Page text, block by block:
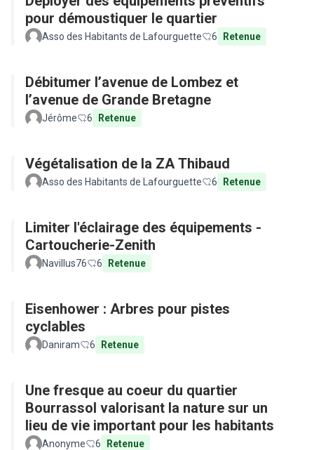
pour démoustiquer le quartier
Asso des Habitants de Lafourguette 6 Retenue
Débitumer l’avenue de Lombez et
l’avenue de Grande Bretagne
Jérôme 6 Retenue
Végétalisation de la ZA Thibaud
Asso des Habitants de Lafourguette 6 Retenue
Limiter l'éclairage des équipements -
Cartoucherie-Zenith
Navillus76 6 Retenue
Eisenhower : Arbres pour pistes
cyclables
Daniram 6 Retenue
Une fresque au coeur du quartier
Bourrassol valorisant la nature sur un
lieu de vie important pour les habitants
Anonyme 6 Retenue